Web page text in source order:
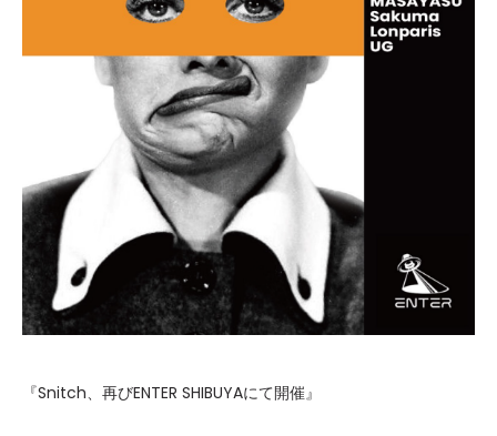
『Snitch、再びENTER SHIBUYAにて開催』